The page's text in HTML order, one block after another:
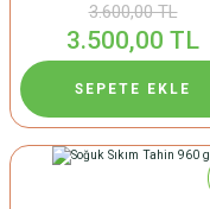
3.600,00 TL
3.500,00 TL
SEPETE EKLE